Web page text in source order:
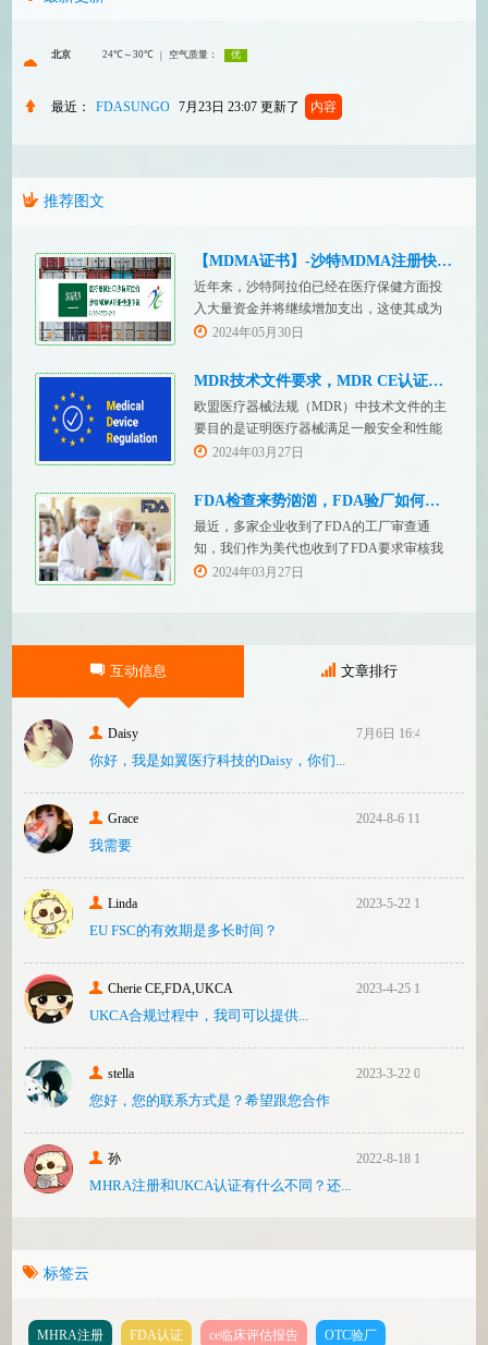
最近： FDASUNGO 7月23日 23:07 更新了 内容
推荐图文
【MDMA证书】-沙特MDMA注册快速下证
近年来，沙特阿拉伯已经在医疗保健方面投
入大量资金并将继续增加支出，这使其成为
医疗设备制造商感兴趣的市场。然而，想要
管要求，即他们必须在沙特阿拉伯获得其设
务，FDASUNGO全球合规业务版图再添新模
块。F
2024年05月30日
MDR技术文件要求，MDR CE认证办理
欧盟医疗器械法规（MDR）中技术文件的主
要目的是证明医疗器械满足一般安全和性能
要求。无论类别如何，所有医疗设备都必须
有关技术文件的要求。MDR技术文档结构：
2024年03月27日
FDA检查来势汹汹，FDA验厂如何应对？
最近，多家企业收到了FDA的工厂审查通
知，我们作为美代也收到了FDA要求审核我
们客户验厂的通知邮件。起因是2023年12
2024年03月27日
互动信息 文章排行
Daisy 7月6日 16:47
你好，我是如翼医疗科技的Daisy，你们...
Grace 2024-8-6 11:14
我需要
Linda 2023-5-22 10:43
EU FSC的有效期是多长时间？
Cherie CE,FDA,UKCA 2023-4-25 16:24
UKCA合‮过规‬程中，我司可‮提以‬供...
stella 2023-3-22 08:31
您好，您的联系方式是？希望跟您合作
孙 2022-8-18 17:47
MHRA注册和UKCA认证有什么不同？还...
标签云
MHRA注册 FDA认证 ce临床评估报告 OTC验厂